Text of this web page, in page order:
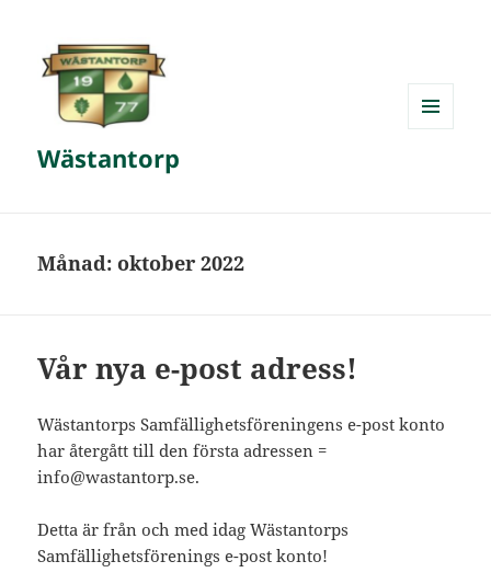
Wästantorp
Månad:oktober 2022
Vår nya e-post adress!
Wästantorps Samfällighetsföreningens e-post konto
har återgått till den första adressen =
info@wastantorp.se.
Detta är från och med idag Wästantorps
Samfällighetsförenings e-post konto!